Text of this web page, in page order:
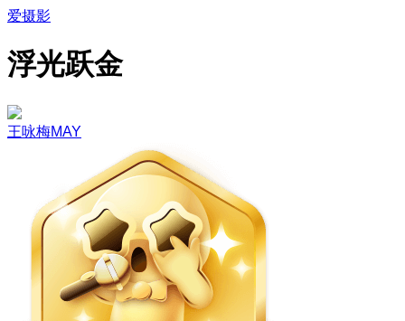
爱摄影
浮光跃金
王咏梅MAY